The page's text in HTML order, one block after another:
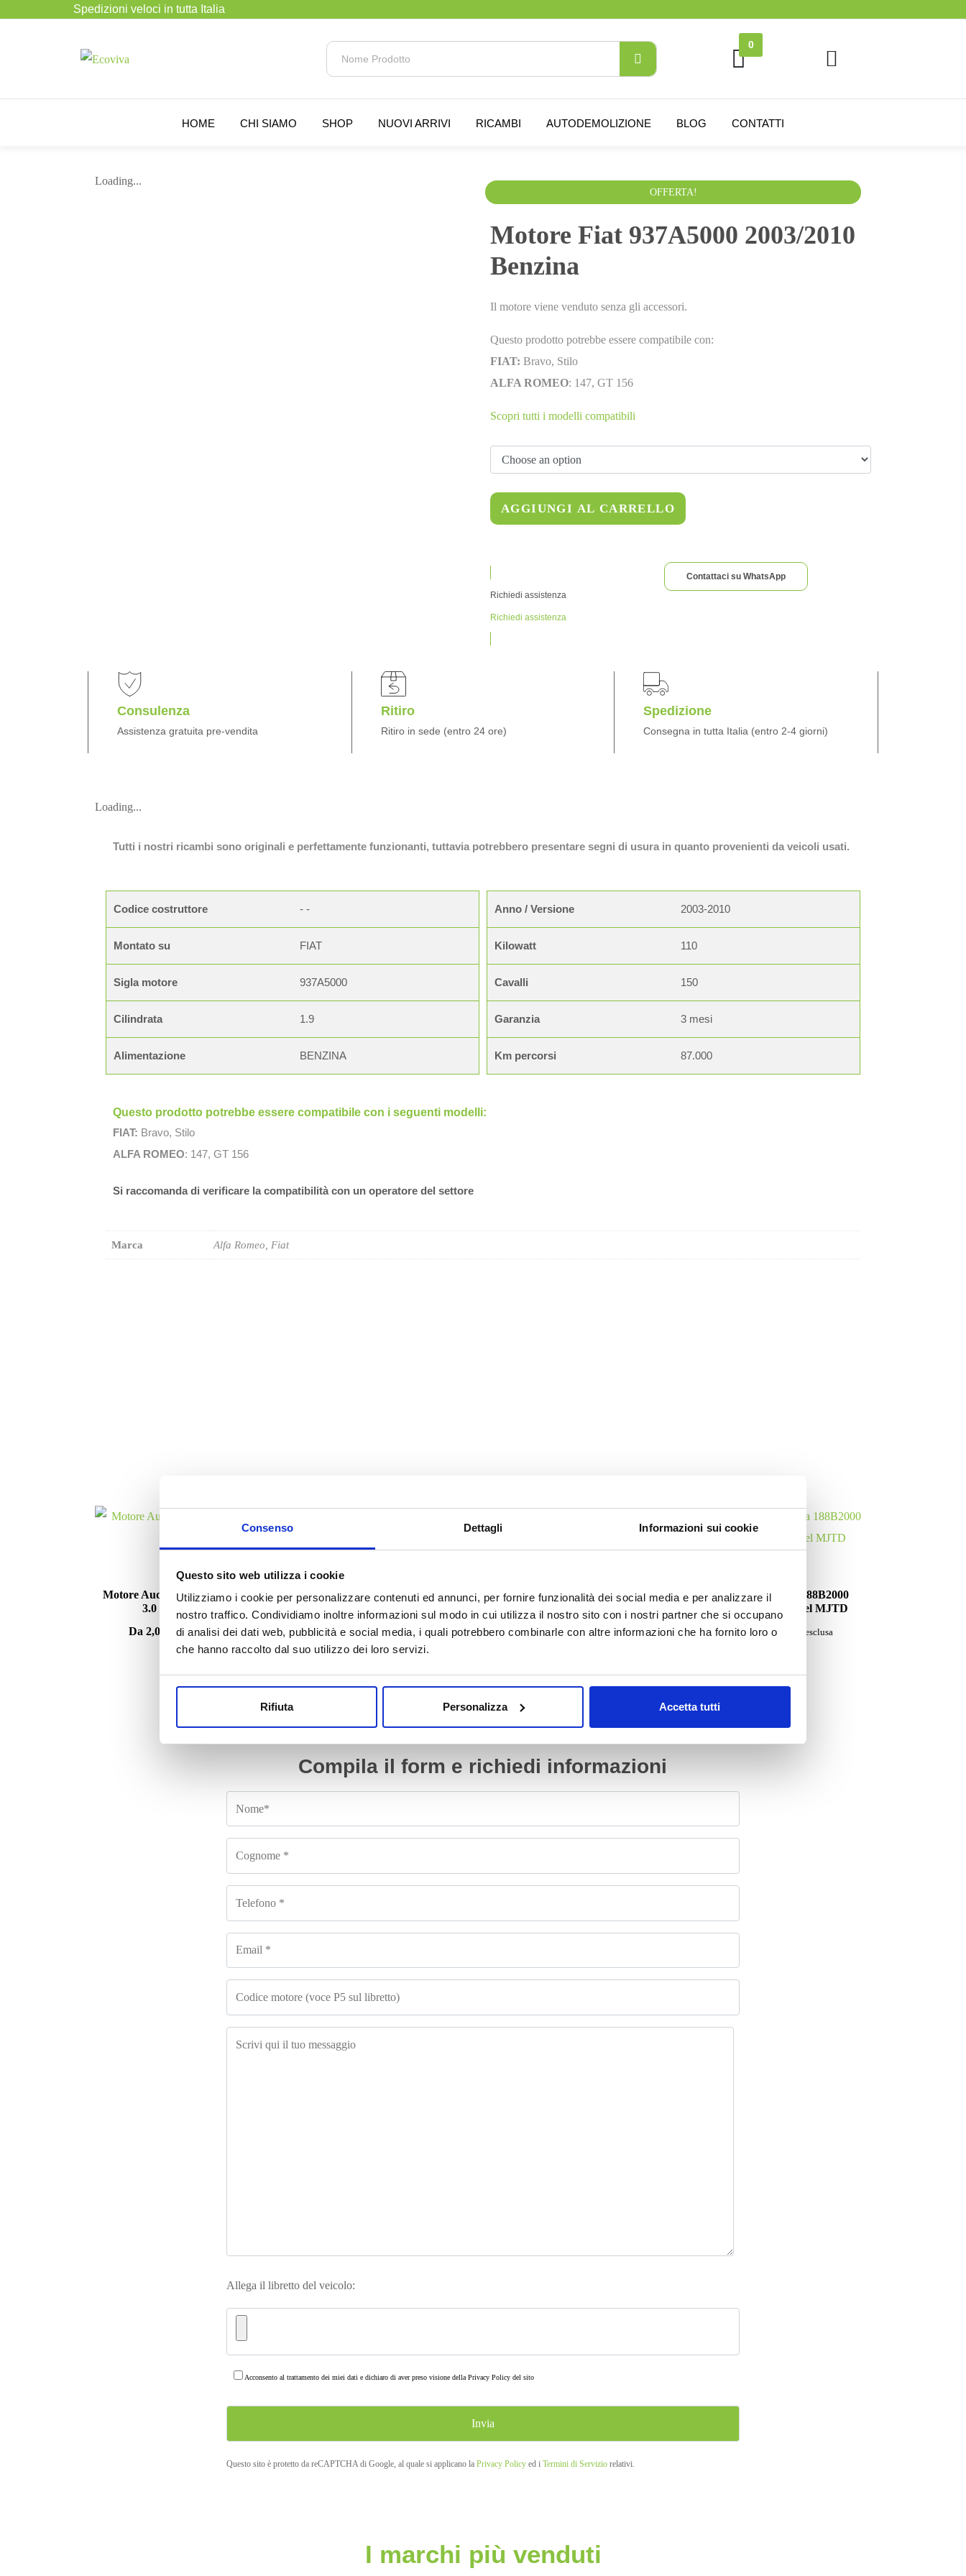
Consenso Dettagli Informazioni sui cookie
Questo sito web utilizza i cookie
Utilizziamo i cookie per personalizzare contenuti ed annunci, per fornire funzionalità dei social media e per analizzare il
nostro traffico. Condividiamo inoltre informazioni sul modo in cui utilizza il nostro sito con i nostri partner che si occupano
di analisi dei dati web, pubblicità e social media, i quali potrebbero combinarle con altre informazioni che ha fornito loro o
che hanno raccolto dal suo utilizzo dei loro servizi.
Rifiuta Personalizza Accetta tutti
Spedizioni veloci in tutta Italia
0
HOME CHI SIAMO SHOP NUOVI ARRIVI RICAMBI AUTODEMOLIZIONE BLOG CONTATTI
Loading...
OFFERTA!
IVA esclusa
Motore Fiat 937A5000 2003/2010
Benzina
Il motore viene venduto senza gli accessori.
Questo prodotto potrebbe essere compatibile con:
FIAT: Bravo, Stilo
ALFA ROMEO: 147, GT 156
Scopri tutti i modelli compatibili
AGGIUNGI AL CARRELLO
Richiedi assistenza
Richiedi assistenza
Contattaci su WhatsApp
Consulenza
Assistenza gratuita pre-vendita
Ritiro
Ritiro in sede (entro 24 ore)
Spedizione
Consegna in tutta Italia (entro 2-4 giorni)
Loading...
Tutti i nostri ricambi sono originali e perfettamente funzionanti, tuttavia potrebbero presentare segni di usura in quanto provenienti da veicoli usati.
Codice costruttore - -
Montato su FIAT
Sigla motore 937A5000
Cilindrata 1.9
Alimentazione BENZINA
Anno / Versione 2003-2010
Kilowatt 110
Cavalli 150
Garanzia 3 mesi
Km percorsi 87.000
Questo prodotto potrebbe essere compatibile con i seguenti modelli:
FIAT: Bravo, Stilo
ALFA ROMEO: 147, GT 156
Si raccomanda di verificare la compatibilità con un operatore del settore
Marca Alfa Romeo, Fiat
Motori
Motore Audi A5 CCW 2008/2012
3.0 diesel (Copia)
Da 2,000.00 € IVA esclusa
Motore Alfa Romeo 156/147
192A5000 2002/2005 1.9 diesel
Da 400.00 € IVA esclusa
VERIFICA LA DISPONIBILITÀ
Motore Lancia Y 312a2000 dal 2010
0.9 benzina
Da 1,000.00 € IVA esclusa
Motore Fiat Idea 188B2000
2003/2008 1.9 diesel MJTD
Da 400.00 IVA esclusa
Compila il form e richiedi informazioni
Allega il libretto del veicolo:
Acconsento al trattamento dei miei dati e dichiaro di aver preso visione dellaPrivacy Policy del sito
Questo sito è protetto da reCAPTCHA di Google, al quale si applicano laPrivacy Policy ed iTermini di Servizio relativi.
I marchi più venduti